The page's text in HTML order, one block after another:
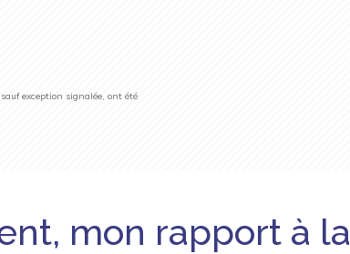
exception signalée, ont été
mon rapport à la